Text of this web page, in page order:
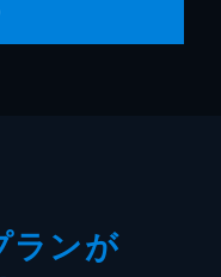
ランが